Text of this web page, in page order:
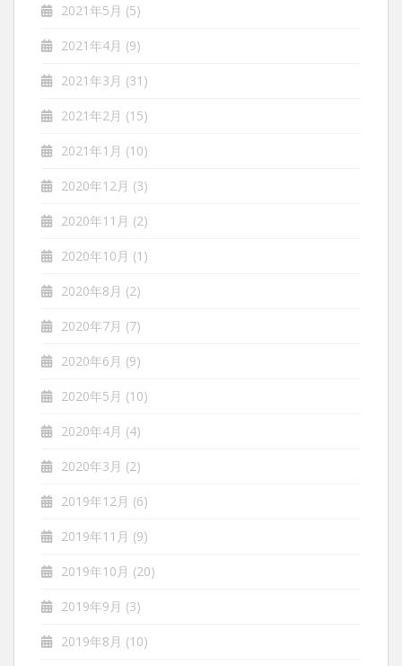
2021年5月 (5)
2021年4月 (9)
2021年3月 (31)
2021年2月 (15)
2021年1月 (10)
2020年12月 (3)
2020年11月 (2)
2020年10月 (1)
2020年8月 (2)
2020年7月 (7)
2020年6月 (9)
2020年5月 (10)
2020年4月 (4)
2020年3月 (2)
2019年12月 (6)
2019年11月 (9)
2019年10月 (20)
2019年9月 (3)
2019年8月 (10)